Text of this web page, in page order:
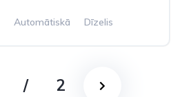
Automātiskā
Dīzelis
/ 2